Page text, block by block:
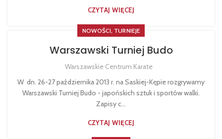
CZYTAJ WIĘCEJ
NOWOŚCI, TURNIEJE
Warszawski Turniej Budo
Warszawskie Centrum Karate
W dn. 26-27 października 2013 r. na Saskiej-Kępie rozgrywamy
Warszawski Turniej Budo - japońskich sztuk i sportów walki.
Zapisy c...
CZYTAJ WIĘCEJ